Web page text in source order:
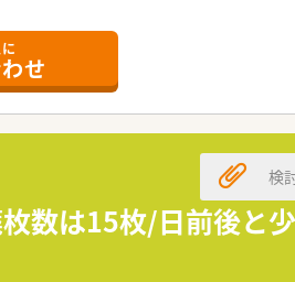
せ
枚数は15枚/日前後
検